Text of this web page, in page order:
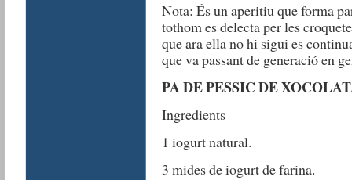
Nota: És un aperitiu que forma
tothom es delecta per les
que ara ella no hi sigui es
que va passant de generació en
PA DE PESSIC DE
Ingredients
1 iogurt natural.
3 mides de iogurt de farina.